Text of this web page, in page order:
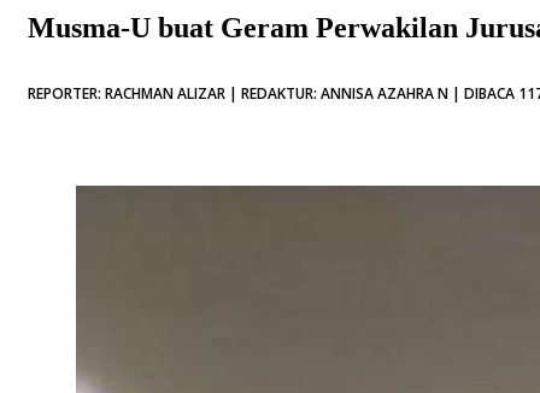
Musma-U buat Geram Perwakilan
REPORTER: RACHMAN ALIZAR | REDAKTUR: ANNISA AZAHRA N | DIBACA